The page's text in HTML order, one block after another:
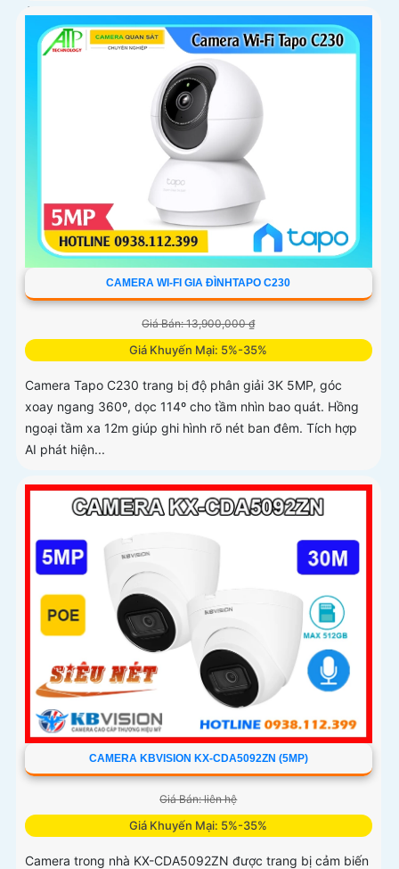
ảnh vượt trội cả ngày lẫn đêm
CAMERA WI-FI GIA ĐÌNHTAPO C230
Giá Bán: 13,900,000 ₫
Giá Khuyến Mại: 5%-35%
Camera Tapo C230 trang bị độ phân giải 3K 5MP, góc
xoay ngang 360º, dọc 114º cho tầm nhìn bao quát. Hồng
ngoại tầm xa 12m giúp ghi hình rõ nét ban đêm. Tích hợp
AI phát hiện...
CAMERA KBVISION KX-CDA5092ZN (5MP)
Giá Bán: liên hệ
Giá Khuyến Mại: 5%-35%
Camera trong nhà KX-CDA5092ZN được trang bị cảm biến